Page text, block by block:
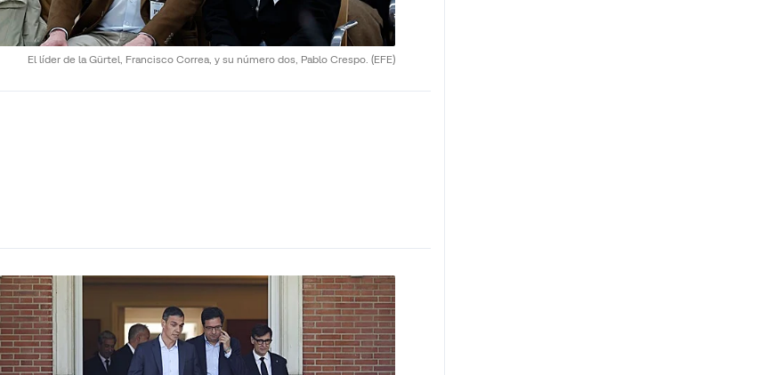
El líder de la Gürtel, Francisco Correa, y su número dos, Pablo Crespo. (EFE)